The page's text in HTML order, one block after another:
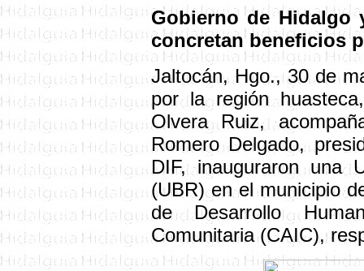
Gobierno de Hidalgo
concretan beneficios
Jaltocán, Hgo., 30 de
por la región
Olvera Ruiz,
Romero Delgado,
DIF, inauguraron una
(UBR) en el municipio
de Desarrollo
Comunitaria (CAIC),